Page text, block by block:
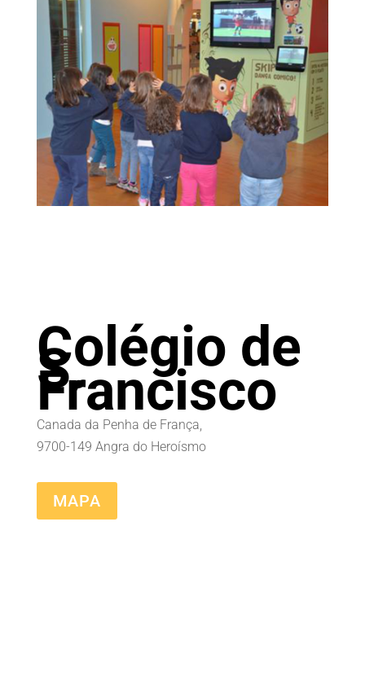
Colégio de
S.
Francisco
Canada da Penha de França,
9700-149 Angra do Heroísmo
MAPA